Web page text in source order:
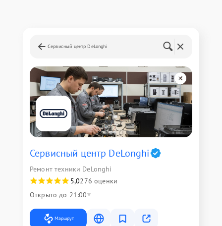
Сервисный центр DeLonghi
Сервисный центр DeLonghi
Ремонт техники DeLonghi
5,0276 оценки
Открыто до 21:00
Маршрут